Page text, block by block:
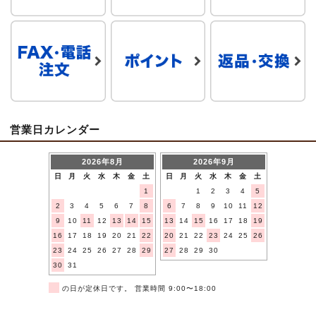
営業日カレンダー
2026年8月
日 月 火 水 木 金
土
1
2
3 4 5 6 7
8
9
10 11 12 13 14
15
16
17 18 19 20 21
22
23
24 25 26 27 28
29
30
31
2026年9月
日 月 火 水 木 金
土
1
2 3 4
5
6
7 8 9 10 11
12
13
14 15 16 17 18
19
20
21 22 23 24 25
26
27
28 29 30
の日が定休日です。 営業時間 9:00〜18:00